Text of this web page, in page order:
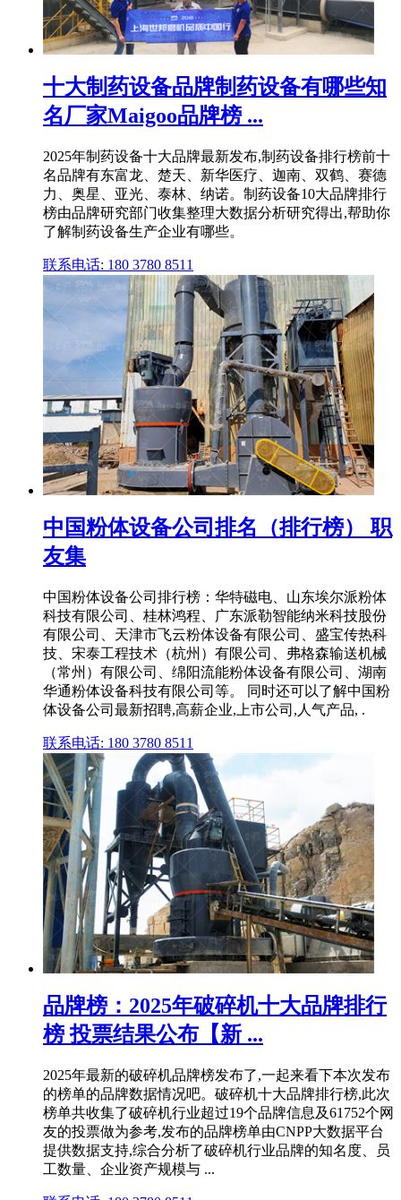
十大制药设备品牌制药设备有哪些知
名厂家Maigoo品牌榜 ...
2025年制药设备十大品牌最新发布,制药设备排行榜前十
名品牌有东富龙、楚天、新华医疗、迦南、双鹤、赛德
力、奥星、亚光、泰林、纳诺。制药设备10大品牌排行
榜由品牌研究部门收集整理大数据分析研究得出,帮助你
了解制药设备生产企业有哪些。
联系电话: 180 3780 8511
中国粉体设备公司排名（排行榜） 职
友集
中国粉体设备公司排行榜：华特磁电、山东埃尔派粉体
科技有限公司、桂林鸿程、广东派勒智能纳米科技股份
有限公司、天津市飞云粉体设备有限公司、盛宝传热科
技、宋泰工程技术（杭州）有限公司、弗格森输送机械
（常州）有限公司、绵阳流能粉体设备有限公司、湖南
华通粉体设备科技有限公司等。 同时还可以了解中国粉
体设备公司最新招聘,高薪企业,上市公司,人气产品, .
联系电话: 180 3780 8511
品牌榜：2025年破碎机十大品牌排行
榜 投票结果公布【新 ...
2025年最新的破碎机品牌榜发布了,一起来看下本次发布
的榜单的品牌数据情况吧。破碎机十大品牌排行榜,此次
榜单共收集了破碎机行业超过19个品牌信息及61752个网
友的投票做为参考,发布的品牌榜单由CNPP大数据平台
提供数据支持,综合分析了破碎机行业品牌的知名度、员
工数量、企业资产规模与 ...